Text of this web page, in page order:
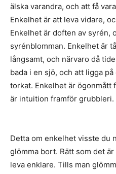
älska varandra, och att få
Enkelhet är att leva vidare,
Enkelhet är doften av syrén,
syrénblomman. Enkelhet är
långsamt, och närvaro då
bada i en sjö, och att ligga
torkat. Enkelhet är ögonmått
är intuition framför
Detta om enkelhet visste du
glömma bort. Rätt som det
leva enklare. Tills man